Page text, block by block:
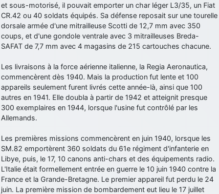
d9pouces: j'ai trouvé un palliatif un peu violent, mais ça devrait aller
un peu mieux
d9pouces: cette fois, c'est le Brésil et Singapour qui mettent le site
par terre
d9pouces: Désolé ! Mon filtrage a été un peu trop violent
manifestement
tout voir
et sous-motorisé, il pouvait emporter un char léger L3/35, un Fiat
CR.42 ou 40 soldats équipés. Sa défense reposait sur une tourelle
dorsale armée d'une mitrailleuse Scotti de 12,7 mm avec 350
coups, et d'une gondole ventrale avec 3 mitrailleuses Breda-
SAFAT de 7,7 mm avec 4 magasins de 215 cartouches chacune.
Les livraisons à la force aérienne italienne, la Regia Aeronautica,
commencèrent dès 1940. Mais la production fut lente et 100
appareils seulement furent livrés cette année-là, ainsi que 100
autres en 1941. Elle doubla à partir de 1942 et atteignit presque
300 exemplaires en 1944, lorsque l'usine fut contrôlé par les
Allemands.
Les premières missions commencèrent en juin 1940, lorsque les
SM.82 emportèrent 360 soldats du 61e régiment d'infanterie en
Libye, puis, le 17, 10 canons anti-chars et des équipements radio.
L'Italie était formellement entrée en guerre le 10 juin 1940 contre la
France et la Grande-Bretagne. Le premier appareil fut perdu le 24
juin. La première mission de bombardement eut lieu le 17 juillet